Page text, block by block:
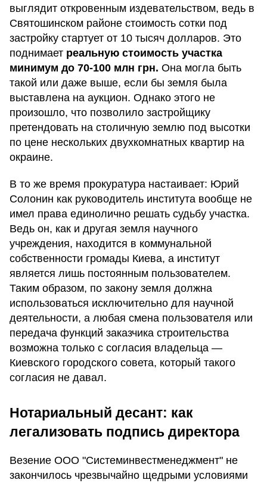
выглядит откровенным издевательством, ведь в
Святошинском районе стоимость сотки под
застройку стартует от 10 тысяч долларов. Это
поднимает реальную стоимость участка
минимум до 70-100 млн грн. Она могла быть
такой или даже выше, если бы земля была
выставлена на аукцион. Однако этого не
произошло, что позволило застройщику
претендовать на столичную землю под высотки
по цене нескольких двухкомнатных квартир на
окраине.
В то же время прокуратура настаивает: Юрий
Солонин как руководитель института вообще не
имел права единолично решать судьбу участка.
Ведь он, как и другая земля научного
учреждения, находится в коммунальной
собственности громады Киева, а институт
является лишь постоянным пользователем.
Таким образом, по закону земля должна
использоваться исключительно для научной
деятельности, а любая смена пользователя или
передача функций заказчика строительства
возможна только с согласия владельца —
Киевского городского совета, который такого
согласия не давал.
Нотариальный десант: как
легализовать подпись директора
Везение ООО "Системинвестменеджмент" не
закончилось чрезвычайно щедрыми условиями